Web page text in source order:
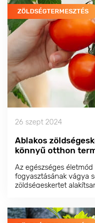
ZÖLDSÉGTERMESZTÉS
26 szept 2024
Ablakos
könnyű otthon
Az egészséges
fogyasztásának vágya
zöldségeskertet